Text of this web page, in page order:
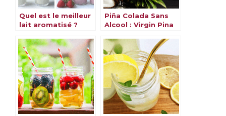
Quel est le meilleur
lait aromatisé ?
recettes
Piña Colada Sans
Alcool : Virgin Pina